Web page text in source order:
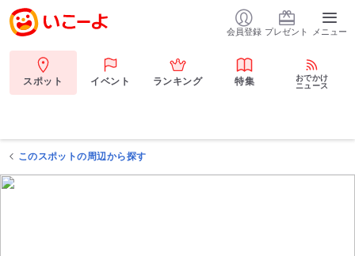
会員登録 プレゼント メニュー
スポット イベント ランキング 特集
おでかけ
ニュース
このスポットの周辺から探す